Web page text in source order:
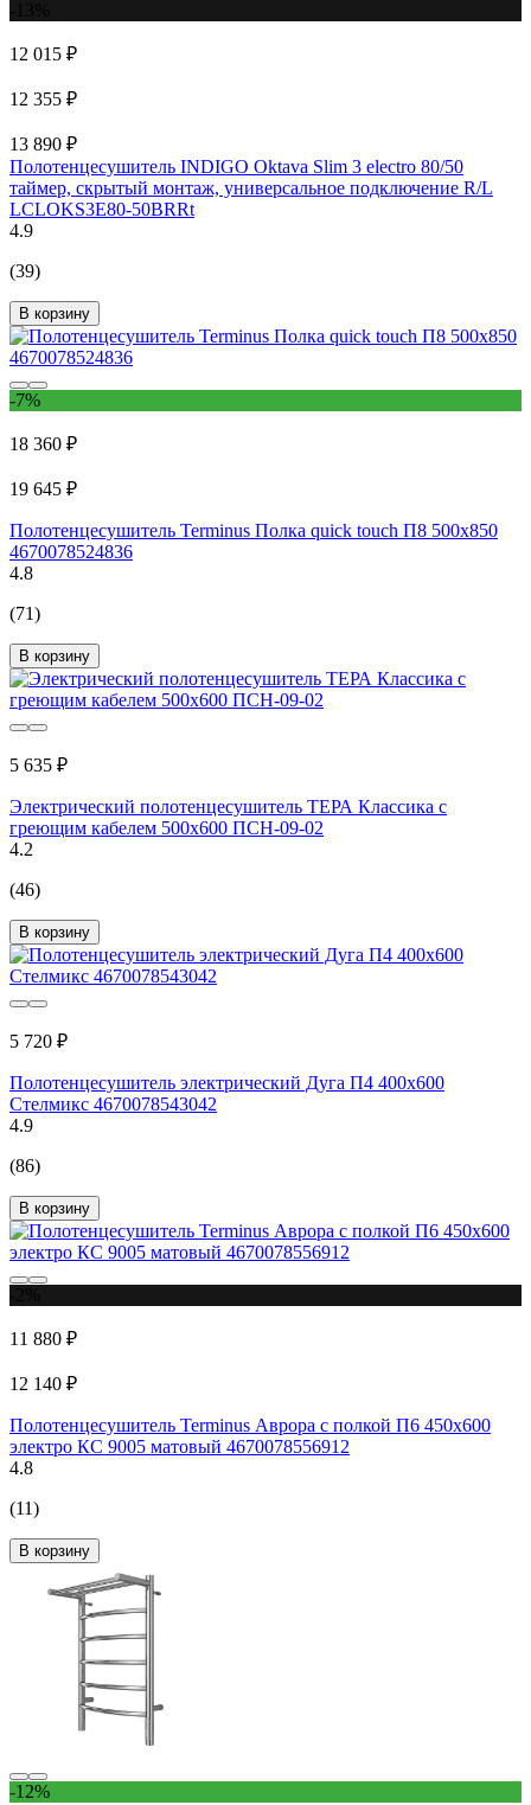
12 015 ₽
12 355 ₽
13 890 ₽
Полотенцесушитель INDIGO Oktava Slim 3 electro 80/50
таймер, скрытый монтаж, универсальное подключение R/L
LСLOKS3E80-50BRRt
4.9
(39)
В корзину
-7%
18 360 ₽
19 645 ₽
Полотенцесушитель Terminus Полка quick touch П8 500x850
4670078524836
4.8
(71)
В корзину
5 635 ₽
Электрический полотенцесушитель ТЕРА Классика с
греющим кабелем 500x600 ПСН-09-02
4.2
(46)
В корзину
5 720 ₽
Полотенцесушитель электрический Дуга П4 400x600
Стелмикс 4670078543042
4.9
(86)
В корзину
11 880 ₽
12 140 ₽
Полотенцесушитель Terminus Аврора с полкой П6 450x600
электро КС 9005 матовый 4670078556912
4.8
(11)
В корзину
-12%